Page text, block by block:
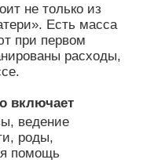
не только из
Есть масса
при первом
расходы,
включает
ведение
роды,
помощь